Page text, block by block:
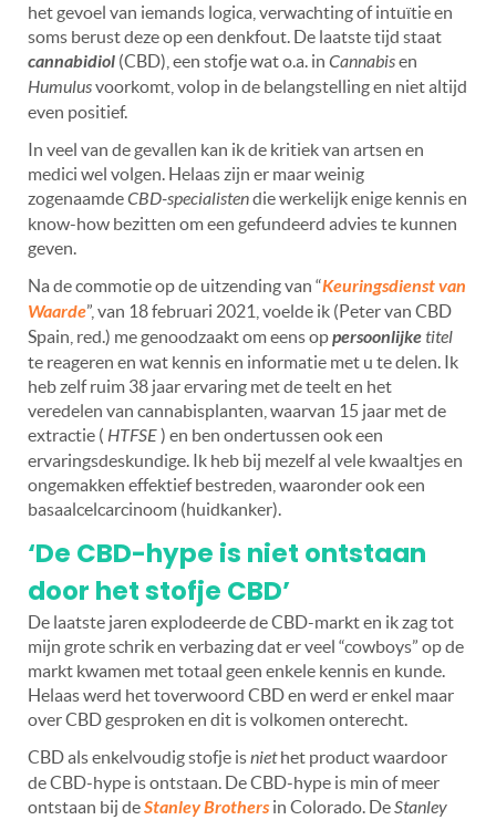
het gevoel van iemands logica, verwachting of intuïtie en
soms berust deze op een denkfout. De laatste tijd staat
cannabidiol (CBD), een stofje wat o.a. in Cannabisen
Humulusvoorkomt, volop in de belangstelling en niet altijd
even positief.
In veel van de gevallen kan ik de kritiek van artsen en
medici wel volgen. Helaas zijn er maar weinig
zogenaamdeCBD-specialistendie werkelijk enige kennis en
know-how bezitten om een gefundeerd advies te kunnen
geven.
Na de commotie op de uitzending van “Keuringsdienst van
Waarde”, van 18 februari 2021, voelde ik (Peter van CBD
Spain, red.) me genoodzaakt om eens oppersoonlijketitel
te reageren en wat kennis en informatie met u te delen. Ik
heb zelf ruim 38 jaar ervaring met de teelt en het
veredelen van cannabisplanten, waarvan 15 jaar met de
extractie ( HTFSE) en ben ondertussen ook een
ervaringsdeskundige. Ik heb bij mezelf al vele kwaaltjes en
ongemakken effektief bestreden, waaronder ook een
basaalcelcarcinoom (huidkanker).
‘De CBD-hype is niet ontstaan
door het stofje CBD’
De laatste jaren explodeerde de CBD-markt en ik zag tot
mijn grote schrik en verbazing dat er veel “cowboys” op de
markt kwamen met totaal geen enkele kennis en kunde.
Helaas werd het toverwoord CBD en werd er enkel maar
over CBD gesproken en dit is volkomen onterecht.
CBD als enkelvoudig stofje isniethet product waardoor
de CBD-hype is ontstaan. De CBD-hype is min of meer
ontstaan bij deStanley Brothers in Colorado. DeStanley